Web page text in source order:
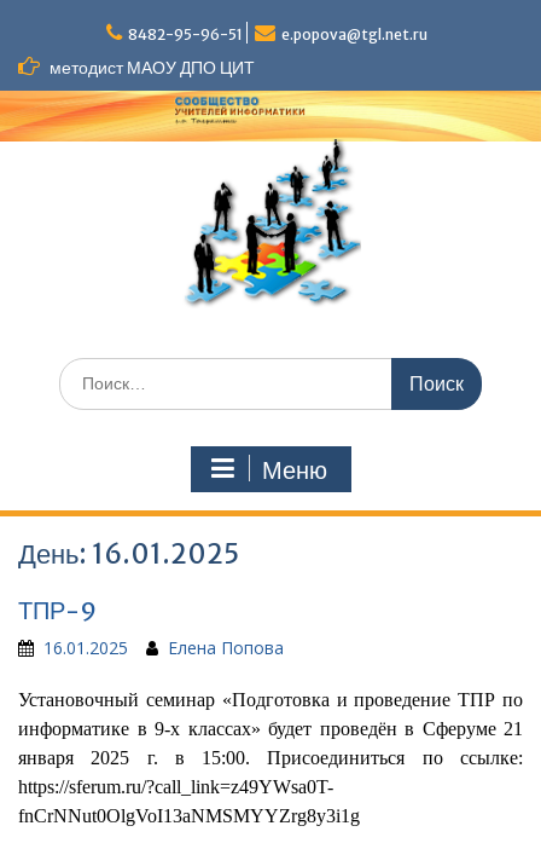
содержимому
8482-95-96-51 e.popova@tgl.net.ru
методист МАОУ ДПО ЦИТ
Искать:
Меню
День: 16.01.2025
ТПР-9
16.01.2025 Елена Попова
Установочный семинар «Подготовка и проведение ТПР по
информатике в 9-х классах» будет проведён в Сферуме 21
января 2025 г. в 15:00. Присоединиться по ссылке:
https://sferum.ru/?call_link=z49YWsa0T-
fnCrNNut0OlgVoI13aNMSMYYZrg8y3i1g